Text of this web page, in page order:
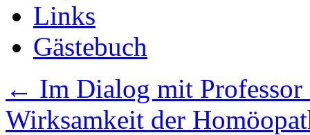
Links
Gästebuch
← Im Dialog mit Professor
Wirksamkeit der